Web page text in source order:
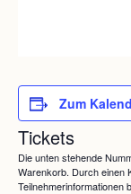
Zum
Tickets
Die unten stehende
Warenkorb. Durch einen
Teilnehmerinformationen